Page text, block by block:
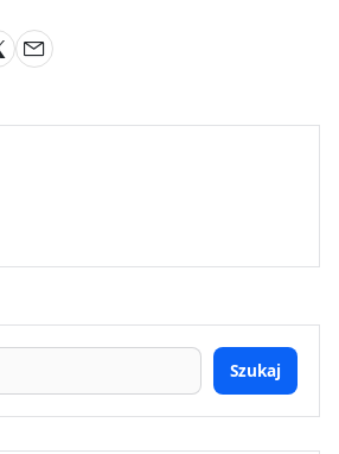
Szukaj